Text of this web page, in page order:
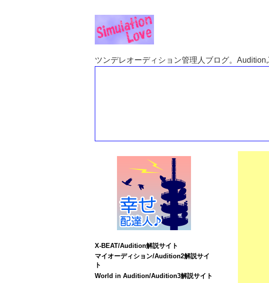
ツンデレオーディション管理人ブログ。
X-BEAT/Audition解説サイト
マイオーディション/Audition2解説サイ
ト
World in Audition/Audition3解説サイト